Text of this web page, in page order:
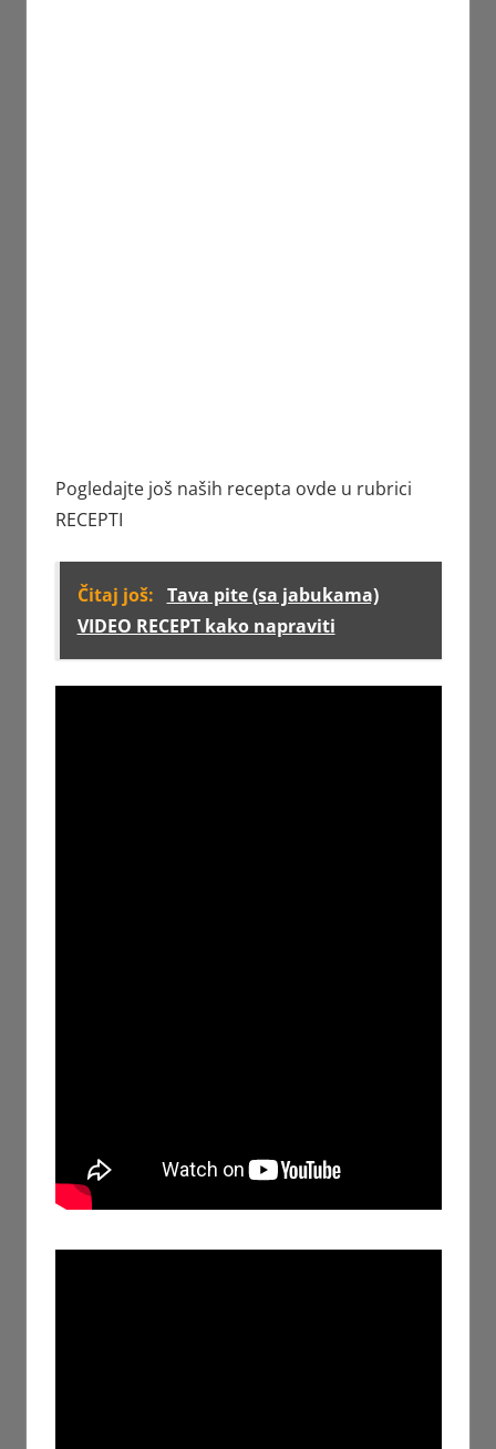
Pogledajte još naših recepta ovde u rubrici
RECEPTI
Čitaj još: Tava pite (sa jabukama)
VIDEO RECEPT kako napraviti